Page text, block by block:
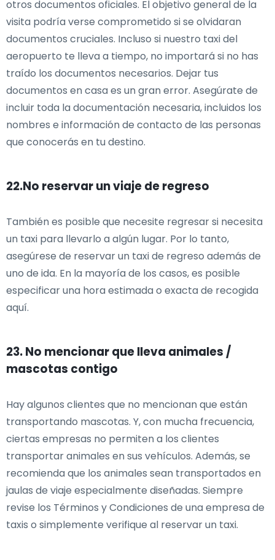
otros documentos oficiales. El objetivo general de la
visita podría verse comprometido si se olvidaran
documentos cruciales. Incluso si nuestro taxi del
aeropuerto te lleva a tiempo, no importará si no has
traído los documentos necesarios. Dejar tus
documentos en casa es un gran error. Asegúrate de
incluir toda la documentación necesaria, incluidos los
nombres e información de contacto de las personas
que conocerás en tu destino.
22.No reservar un viaje de regreso
También es posible que necesite regresar si necesita
un taxi para llevarlo a algún lugar. Por lo tanto,
asegúrese de reservar un taxi de regreso además de
uno de ida. En la mayoría de los casos, es posible
especificar una hora estimada o exacta de recogida
aquí.
23. No mencionar que lleva animales /
mascotas contigo
Hay algunos clientes que no mencionan que están
transportando mascotas. Y, con mucha frecuencia,
ciertas empresas no permiten a los clientes
transportar animales en sus vehículos. Además, se
recomienda que los animales sean transportados en
jaulas de viaje especialmente diseñadas. Siempre
revise los Términos y Condiciones de una empresa de
taxis o simplemente verifique al reservar un taxi.